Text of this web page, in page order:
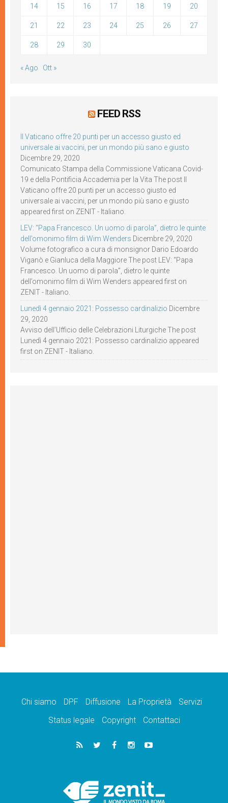
14 15 16 17 18 19 20
21 22 23 24 25 26 27
28 29 30
« Ago Ott »
FEED RSS
Il Vaticano offre 20 punti per un accesso giusto ed
universale ai vaccini, per un mondo più sano e giusto
Dicembre 29, 2020
Comunicato Stampa della Commissione Vaticana Covid-
19 e della Pontificia Accademia per la Vita The post Il
Vaticano offre 20 punti per un accesso giusto ed
universale ai vaccini, per un mondo più sano e giusto
appeared first on ZENIT - Italiano.
LEV: “Papa Francesco. Un uomo di parola”, dietro le quinte
dell’omonimo film di Wim Wenders Dicembre 29, 2020
Volume fotografico a cura di monsignor Dario Edoardo
Viganò e Gianluca della Maggiore The post LEV: “Papa
Francesco. Un uomo di parola”, dietro le quinte
dell’omonimo film di Wim Wenders appeared first on
ZENIT - Italiano.
Lunedì 4 gennaio 2021: Possesso cardinalizio Dicembre
29, 2020
Avviso dell’Ufficio delle Celebrazioni Liturgiche The post
Lunedì 4 gennaio 2021: Possesso cardinalizio appeared
first on ZENIT - Italiano.
Chi siamo DPF Diffusione La Proprietà
Servizi
Status legale
Copyright Contattaci